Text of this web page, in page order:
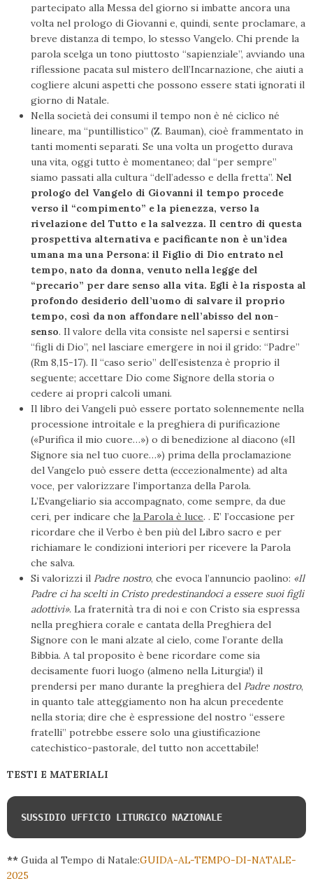
partecipato alla Messa del giorno si imbatte ancora una
volta nel prologo di Giovanni e, quindi, sente proclamare, a
breve distanza di tempo, lo stesso Vangelo. Chi prende la
parola scelga un tono piuttosto “sapienziale”, avviando una
riflessione pacata sul mistero dell’Incarnazione, che aiuti a
cogliere alcuni aspetti che possono essere stati ignorati il
giorno di Natale.
Nella società dei consumi il tempo non è né ciclico né
lineare, ma “puntillistico” (Z. Bauman), cioè frammentato in
tanti momenti separati. Se una volta un progetto durava
una vita, oggi tutto è momentaneo; dal “per sempre”
siamo passati alla cultura “dell’adesso e della fretta”. Nel
prologo del Vangelo di Giovanni il tempo procede
verso il “compimento” e la pienezza, verso la
rivelazione del Tutto e la salvezza. Il centro di questa
prospettiva alternativa e pacificante non è un’idea
umana ma una Persona: il Figlio di Dio entrato nel
tempo, nato da donna, venuto nella legge del
“precario” per dare senso alla vita. Egli è la risposta al
profondo desiderio dell’uomo di salvare il proprio
tempo, così da non affondare nell’abisso del non-
senso. Il valore della vita consiste nel sapersi e sentirsi
“figli di Dio”, nel lasciare emergere in noi il grido: “Padre”
(Rm 8,15-17). Il “caso serio” dell’esistenza è proprio il
seguente; accettare Dio come Signore della storia o
cedere ai propri calcoli umani.
Il libro dei Vangeli può essere portato solennemente nella
processione introitale e la preghiera di purificazione
(«Purifica il mio cuore…») o di benedizione al diacono («Il
Signore sia nel tuo cuore…») prima della proclamazione
del Vangelo può essere detta (eccezionalmente) ad alta
voce, per valorizzare l’importanza della Parola.
L’Evangeliario sia accompagnato, come sempre, da due
ceri, per indicare che la Parola è luce. . E’ l’occasione per
ricordare che il Verbo è ben più del Libro sacro e per
richiamare le condizioni interiori per ricevere la Parola
che salva.
Si valorizzi il Padre nostro, che evoca l’annuncio paolino: «Il
Padre ci ha scelti in Cristo predestinandoci a essere suoi figli
adottivi». La fraternità tra di noi e con Cristo sia espressa
nella preghiera corale e cantata della Preghiera del
Signore con le mani alzate al cielo, come l’orante della
Bibbia. A tal proposito è bene ricordare come sia
decisamente fuori luogo (almeno nella Liturgia!) il
prendersi per mano durante la preghiera del Padre nostro,
in quanto tale atteggiamento non ha alcun precedente
nella storia; dire che è espressione del nostro “essere
fratelli” potrebbe essere solo una giustificazione
catechistico-pastorale, del tutto non accettabile!
TESTI E MATERIALI
SUSSIDIO UFFICIO LITURGICO NAZIONALE
** Guida al Tempo di Natale:GUIDA-AL-TEMPO-DI-NATALE-
2025